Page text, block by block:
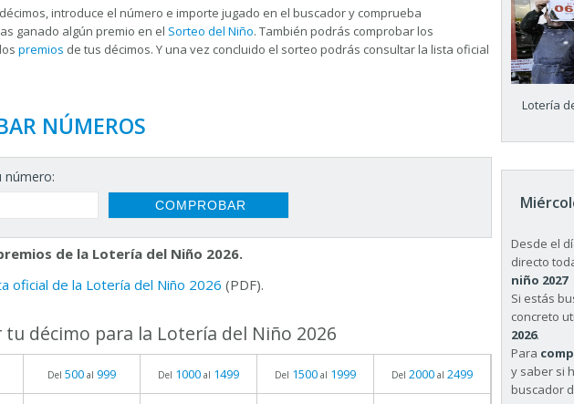
introduce el número e importe jugado en el buscador y comprueba
ganado algún premio en el Sorteo del Niño. También podrás comprobar los
premios de tus décimos. Y una vez concluido el sorteo podrás consultar la lista oficial
NÚMEROS
número:
de la Lotería del Niño 2026.
oficial de la Lotería del Niño 2026 (PDF).
tu décimo para la Lotería del Niño 2026
Del 500 al 999 Del 1000 al 1499 Del 1500 al 1999 Del 2000 al 2499
Lotería
Desde el
directo
niño 2027
Si estás
concreto
2026.
Para
y saber si
buscador